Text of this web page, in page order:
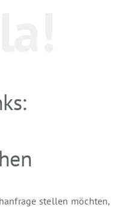
stellen möchten,